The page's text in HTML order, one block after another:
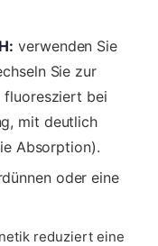
verwenden Sie
Sie zur
fluoresziert bei
mit deutlich
Absorption).
oder eine
reduziert eine